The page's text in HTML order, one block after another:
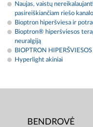
Naujas, vaistų
pasireiškiančiam riešo
Bioptron hiperšviesa ir
Bioptron® hiperšviesos
neuralgiją
BIOPTRON
Hyperlight akiniai
BENDROVĖ